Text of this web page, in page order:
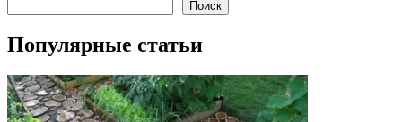
Поиск
Популярные статьи